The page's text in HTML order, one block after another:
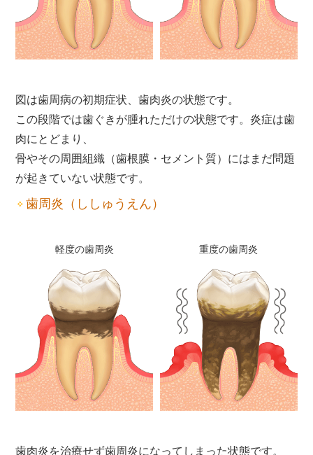
図は歯周病の初期症状、歯肉炎の状態です。
この段階では歯ぐきが腫れただけの状態です。炎症は歯
肉にとどまり、
骨やその周囲組織（歯根膜・セメント質）にはまだ問題
が起きていない状態です。
歯周炎（ししゅうえん）
軽度の歯周炎 重度の歯周炎
歯肉炎を治療せず歯周炎になってしまった状態です。